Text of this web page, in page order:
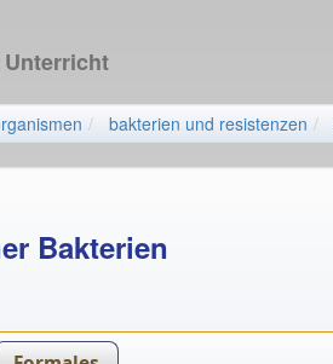
Unterricht
bakterien und resistenzen
Bakterien